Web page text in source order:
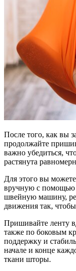
После того, как вы
продолжайте
важно убедиться,
растянута
Для этого вы
вручную с помощью
швейную машину,
движения так,
Пришивайте ленту
также по боковым
поддержку и
начале и конце
ткани шторы.